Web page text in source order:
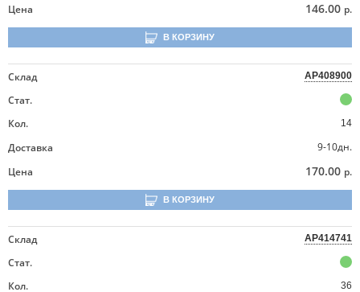
Цена
146.00 р.
В КОРЗИНУ
Склад AP408900
Стат.
Кол.
14
Доставка
9-10дн.
Цена
170.00 р.
В КОРЗИНУ
Склад AP414741
Стат.
Кол.
36